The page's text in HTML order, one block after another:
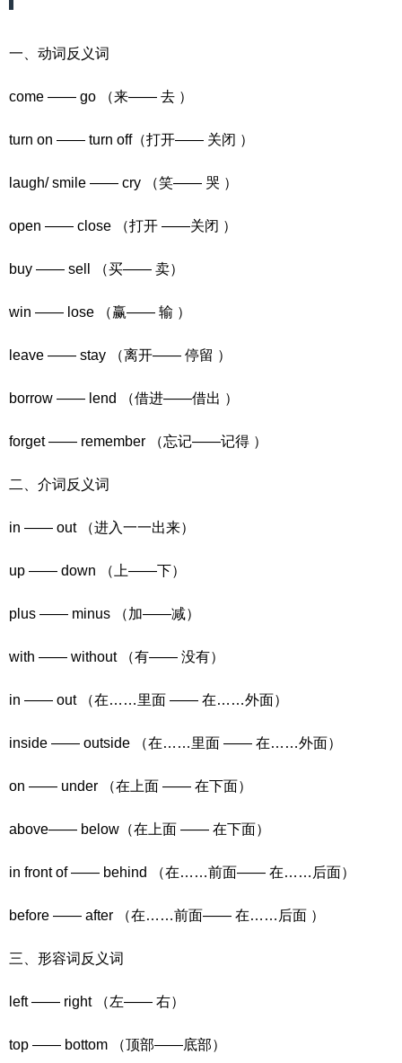
一、动词反义词
come —— go （来—— 去 ）
turn on —— turn off（打开—— 关闭 ）
laugh/ smile —— cry （笑—— 哭 ）
open —— close （打开 ——关闭 ）
buy —— sell （买—— 卖）
win —— lose （赢—— 输 ）
leave —— stay （离开—— 停留 ）
borrow —— lend （借进——借出 ）
forget —— remember （忘记——记得 ）
二、介词反义词
in —— out （进入一一出来）
up —— down （上——下）
plus —— minus （加——减）
with —— without （有—— 没有）
in —— out （在……里面 —— 在……外面）
inside —— outside （在……里面 —— 在……外面）
on —— under （在上面 —— 在下面）
above—— below（在上面 —— 在下面）
in front of —— behind （在……前面—— 在……后面）
before —— after （在……前面—— 在……后面 ）
三、形容词反义词
left —— right （左—— 右）
top —— bottom （顶部——底部）